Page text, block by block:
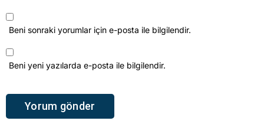
Beni sonraki yorumlar için e-posta ile bilgilendir.
Beni yeni yazılarda e-posta ile bilgilendir.